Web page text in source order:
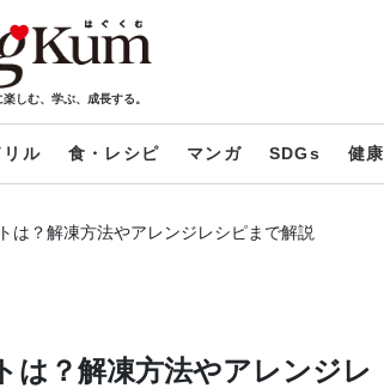
しむ、学ぶ、成長する。
リル 食・レシピ マンガ SDGs 健康
は？解凍方法やアレンジレシピまで解説
は？解凍方法やアレンジレ